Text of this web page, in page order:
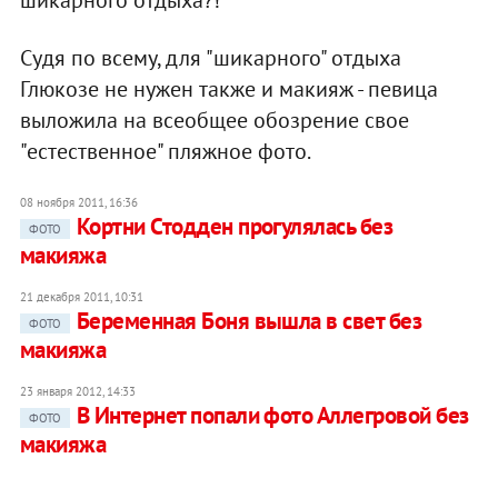
Судя по всему, для "шикарного" отдыха
Глюкозе не нужен также и макияж - певица
выложила на всеобщее обозрение свое
"естественное" пляжное фото.
08 ноября 2011, 16:36
ФОТО
Кортни Стодден прогулялась без
макияжа
21 декабря 2011, 10:31
ФОТО
Беременная Боня вышла в свет без
макияжа
23 января 2012, 14:33
ФОТО
В Интернет попали фото Аллегровой без
макияжа